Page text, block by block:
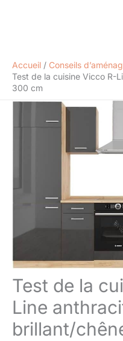
Accueil
Conseils
Test de la cuisine Vicco R-
300 cm
Test de la
Line
brillant/